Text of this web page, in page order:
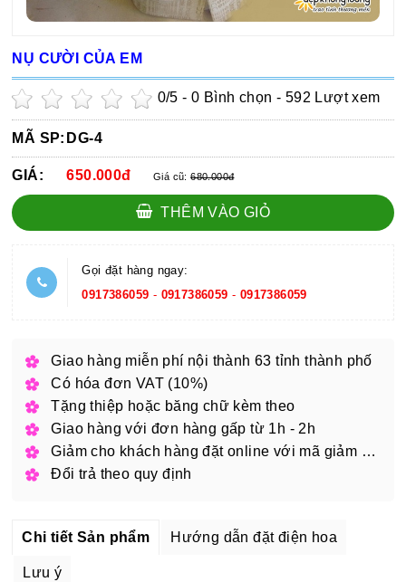
NỤ CƯỜI CỦA EM
0/5 -0 Bình chọn - 592 Lượt xem
MÃ SP: DG-4
GIÁ: 650.000đ Giá cũ:680.000đ
THÊM VÀO GIỎ
Gọi đặt hàng ngay:
0917386059 - 0917386059 - 0917386059
Giao hàng miễn phí nội thành 63 tỉnh thành phố
Có hóa đơn VAT (10%)
Tặng thiệp hoặc băng chữ kèm theo
Giao hàng với đơn hàng gấp từ 1h - 2h
Giảm cho khách hàng đặt online với mã giảm giá
Đổi trả theo quy định
Chi tiết Sản phẩm Hướng dẫn đặt điện hoa
Lưu ý